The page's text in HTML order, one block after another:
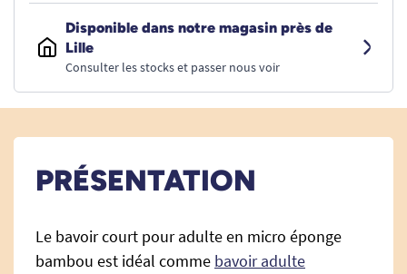
Disponible dans notre magasin près de
Lille
Consulter les stocks et passer nous voir
PRÉSENTATION
Le bavoir court pour adulte en micro éponge
bambou est idéal comme bavoir adulte